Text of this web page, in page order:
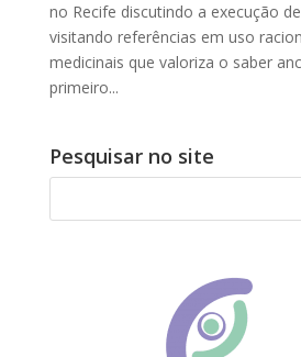
no Recife discutindo a execução
visitando referências em uso
medicinais que valoriza o saber
primeiro...
Pesquisar no site